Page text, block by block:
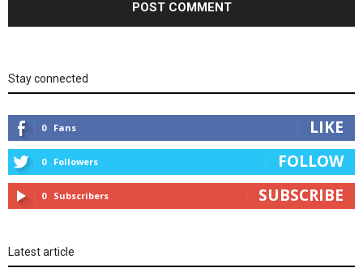
Stay connected
0 Fans LIKE
0 Followers FOLLOW
0 Subscribers SUBSCRIBE
Latest article